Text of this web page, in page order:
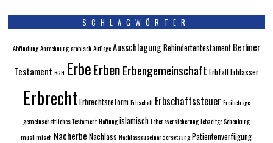
SCHLAGWÖRTER
AbfindungAnrechnungarabisch AuflageAusschlagungBehindertentestament Berliner
Testament BGH ErbeErbenErbengemeinschaft ErbfallErblasser
Erbrecht ErbrechtsreformErbschaft Erbschaftssteuer Freibeträge
gemeinschaftliches TestamentHaftungislamischLebensversicherunglebzeitge Schenkung
muslimisch Nacherbe Nachlass NachlassauseinandersetzungPatientenverfügung